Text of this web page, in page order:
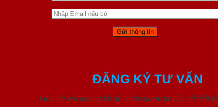
ĐĂNG KÝ TƯ VẤN
Liên hệ với chúng tôi để nhận được tư vấn chi tiết